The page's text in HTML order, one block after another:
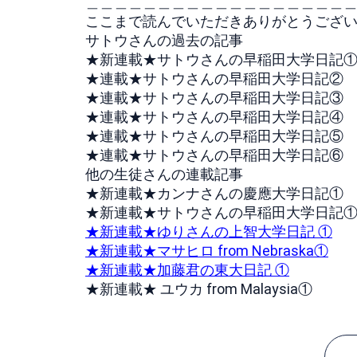
ここまで読んでいただきありがとうござい
サトウさんの過去の記事
★新連載★サトウさんの早稲田大学日記①
★連載★サトウさんの早稲田大学日記②
★連載★サトウさんの早稲田大学日記③
★連載★サトウさんの早稲田大学日記④
★連載★サトウさんの早稲田大学日記⑤
★連載★サトウさんの早稲田大学日記⑥
他の生徒さんの連載記事
★新連載★カンナさんの慶應大学日記①
★新連載★サトウさんの早稲田大学日記①
★新連載★ゆりさんの上智大学日記 ①
★新連載★マサヒロ from Nebraska①
★新連載★加藤君の東大日記 ①
★新連載★ ユウカ from Malaysia①